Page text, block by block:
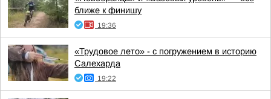
ближе к финишу
19:36
«Трудовое лето» - с погружением в историю
Салехарда
19:22